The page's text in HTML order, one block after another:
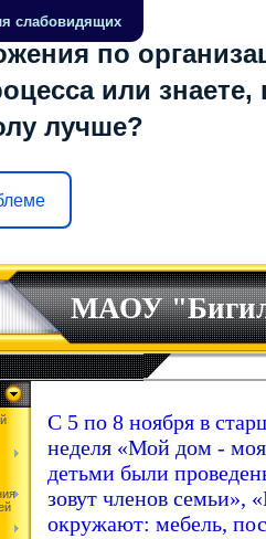
слабовидящих
по
или знаете,
лучше?
МАОУ
С 5 по 8 ноября в
неделя «Мой дом -
детьми были
зовут членов семьи»,
окружают: мебель,